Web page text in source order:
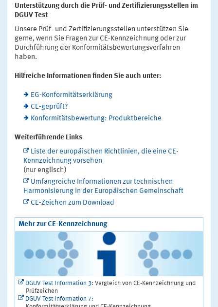
Unterstützung durch die Prüf- und Zertifizierungsstellen im
DGUV Test
Unsere Prüf- und Zertifizierungsstellen unterstützen Sie
gerne, wenn Sie Fragen zur CE-Kennzeichnung oder zur
Durchführung der Konformitätsbewertungsverfahren
haben.
Hilfreiche Informationen finden Sie auch unter:
EG-Konformitätserklärung
CE-geprüft?
Konformitätsbewertung: Produktbereiche
Weiterführende Links
Liste der europäischen Richtlinien, die eine CE-
Kennzeichnung vorsehen
(nur englisch)
Umfangreiche Informationen zur technischen
Harmonisierung in der Europäischen Gemeinschaft
CE-Zeichen zum Download
Mehr zur CE-Kennzeichnung
DGUV Test Information 3: Vergleich von CE-Kennzeichnung und
Prüfzeichen
DGUV Test Information 7: